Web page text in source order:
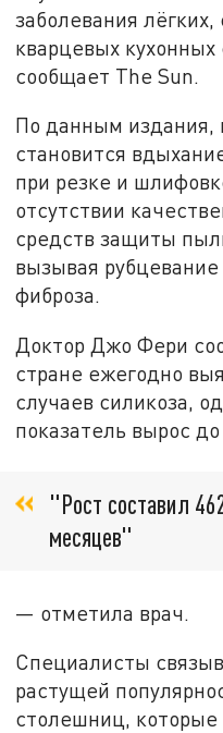
заболевания лёгких,
кварцевых
сообщает The Sun.
По данным издания,
становится
при резке и
отсутствии
средств защиты
вызывая
фиброза.
Доктор Джо Фери
стране ежегодно
случаев силикоза,
показатель вырос до
"Рост составил
месяцев"
— отметила врач.
Специалисты
растущей
столешниц, которые